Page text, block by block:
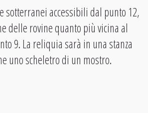
sotterranei accessibili dal punto 12,
delle rovine quanto più vicina al
9. La reliquia sarà in una stanza
uno scheletro di un mostro.